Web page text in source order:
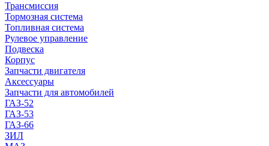
Трансмиссия
Тормозная система
Топливная система
Рулевое управление
Подвеска
Корпус
Запчасти двигателя
Аксессуары
Запчасти для автомобилей
ГАЗ-52
ГАЗ-53
ГАЗ-66
ЗИЛ